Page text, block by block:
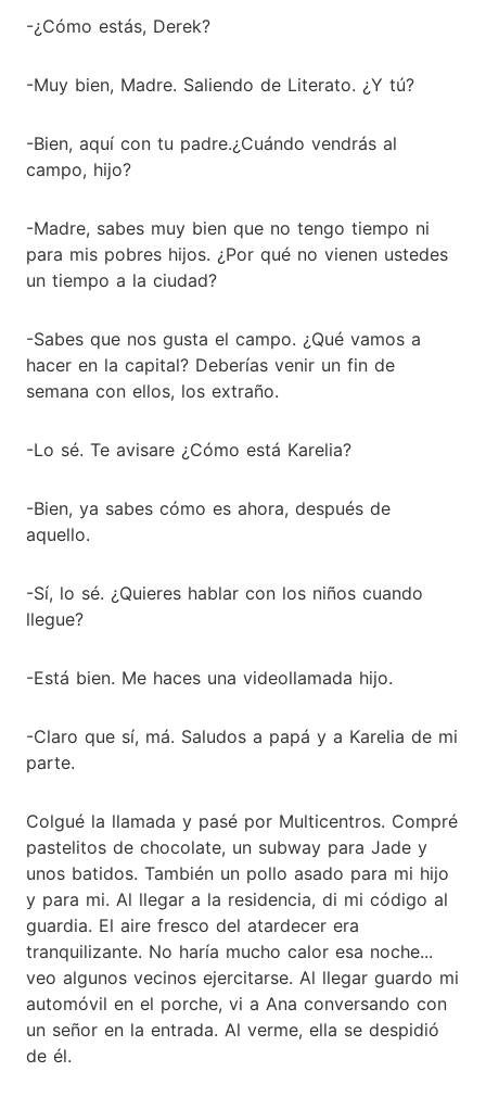
-¿Cómo estás, Derek?
-Muy bien, Madre. Saliendo de Literato. ¿Y tú?
-Bien, aquí con tu padre.¿Cuándo vendrás al
campo, hijo?
-Madre, sabes muy bien que no tengo tiempo ni
para mis pobres hijos. ¿Por qué no vienen ustedes
un tiempo a la ciudad?
-Sabes que nos gusta el campo. ¿Qué vamos a
hacer en la capital? Deberías venir un fin de
semana con ellos, los extraño.
-Lo sé. Te avisare ¿Cómo está Karelia?
-Bien, ya sabes cómo es ahora, después de
aquello.
-Sí, lo sé. ¿Quieres hablar con los niños cuando
llegue?
-Está bien. Me haces una videollamada hijo.
-Claro que sí, má. Saludos a papá y a Karelia de mi
parte.
Colgué la llamada y pasé por Multicentros. Compré
pastelitos de chocolate, un subway para Jade y
unos batidos. También un pollo asado para mi hijo
y para mi. Al llegar a la residencia, di mi código al
guardia. El aire fresco del atardecer era
tranquilizante. No haría mucho calor esa noche...
veo algunos vecinos ejercitarse. Al llegar guardo mi
automóvil en el porche, vi a Ana conversando con
un señor en la entrada. Al verme, ella se despidió
de él.